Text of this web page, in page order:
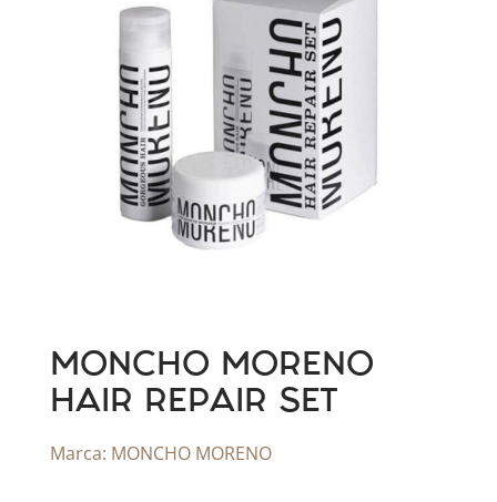
MONCHO MORENO
HAIR REPAIR SET
Marca: MONCHO MORENO